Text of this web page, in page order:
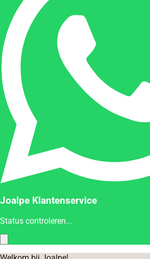
Joalpe Klantenservice
Status controleren...